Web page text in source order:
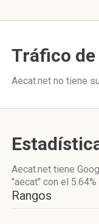
Tráfico
Aecat.net no tiene
Aecat.net tiene
"aecat" con el 5.64%
Rangos